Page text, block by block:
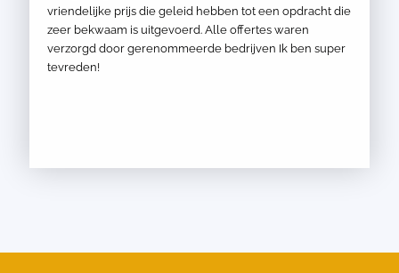
vriendelijke prijs die geleid hebben tot een opdracht die
zeer bekwaam is uitgevoerd. Alle offertes waren
verzorgd door gerenommeerde bedrijven Ik ben super
tevreden!